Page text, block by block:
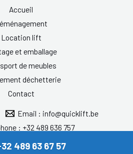
Accueil
Location lift
et emballage
de meubles
déchetterie
Contact
Email : info@quicklift.be
: +32 489 636 757
489 63 67 57